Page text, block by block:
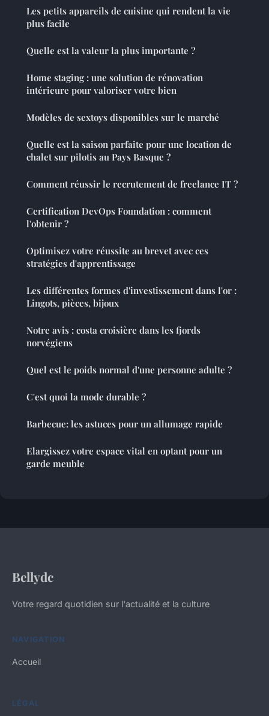
Les petits appareils de cuisine qui rendent la vie
plus facile
Quelle est la valeur la plus importante ?
Home staging : une solution de rénovation
intérieure pour valoriser votre bien
Modèles de sextoys disponibles sur le marché
Quelle est la saison parfaite pour une location de
chalet sur pilotis au Pays Basque ?
Comment réussir le recrutement de freelance IT ?
Certification DevOps Foundation : comment
l'obtenir ?
Optimisez votre réussite au brevet avec ces
stratégies d'apprentissage
Les différentes formes d'investissement dans l'or :
Lingots, pièces, bijoux
Notre avis : costa croisière dans les fjords
norvégiens
Quel est le poids normal d'une personne adulte ?
C'est quoi la mode durable ?
Barbecue: les astuces pour un allumage rapide
Elargissez votre espace vital en optant pour un
garde meuble
Bellydc
Votre regard quotidien sur l'actualité et la culture
NAVIGATION
Accueil
LÉGAL